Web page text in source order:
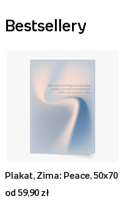
Bestsellery
Plakat, Zima: Peace, 50x70
od 59,90 zł